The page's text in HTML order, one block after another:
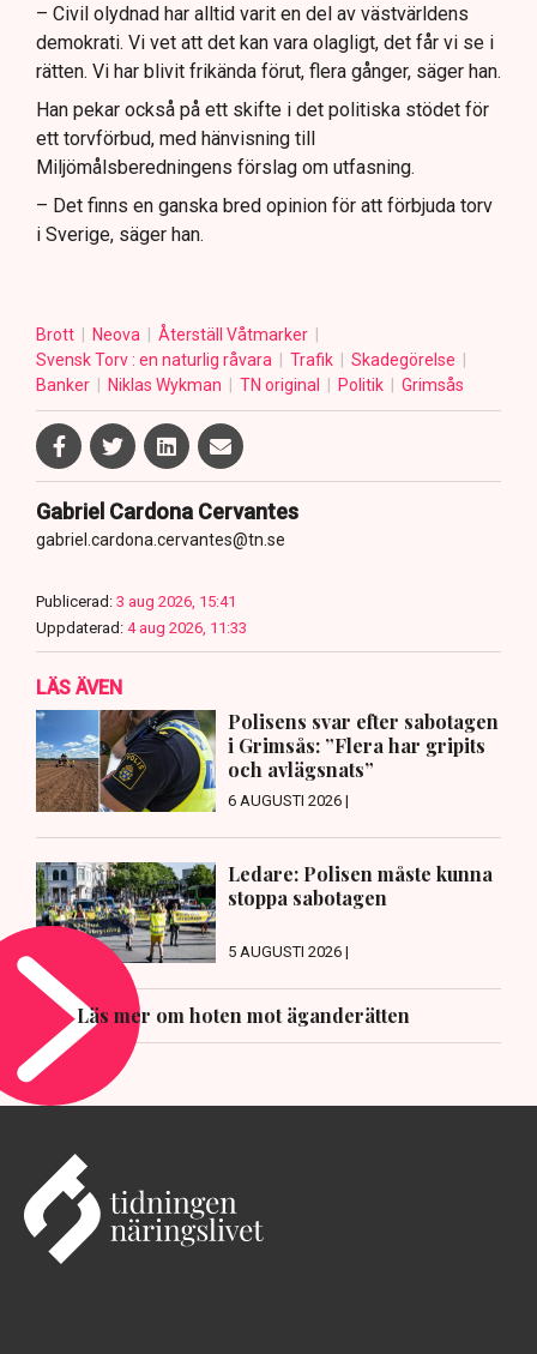
– Civil olydnad har alltid varit en del av västvärldens
demokrati. Vi vet att det kan vara olagligt, det får vi se i
rätten. Vi har blivit frikända förut, flera gånger, säger han.
Han pekar också på ett skifte i det politiska stödet för
ett torvförbud, med hänvisning till
Miljömålsberedningens förslag om utfasning.
– Det finns en ganska bred opinion för att förbjuda torv
i Sverige, säger han.
Brott Neova
Återställ Våtmarker
Svensk Torv : en naturlig råvara
Trafik
Skadegörelse
Banker
Niklas Wykman TN original Politik Grimsås
Gabriel Cardona Cervantes
gabriel.cardona.cervantes@tn.se
Publicerad: 3 aug 2026, 15:41
Uppdaterad: 4 aug 2026, 11:33
LÄS ÄVEN
Polisens svar efter sabotagen
i Grimsås: ”Flera har gripits
och avlägsnats”
6 AUGUSTI 2026 |
Ledare: Polisen måste kunna
stoppa sabotagen
5 AUGUSTI 2026 |
Läs mer om hoten mot äganderätten